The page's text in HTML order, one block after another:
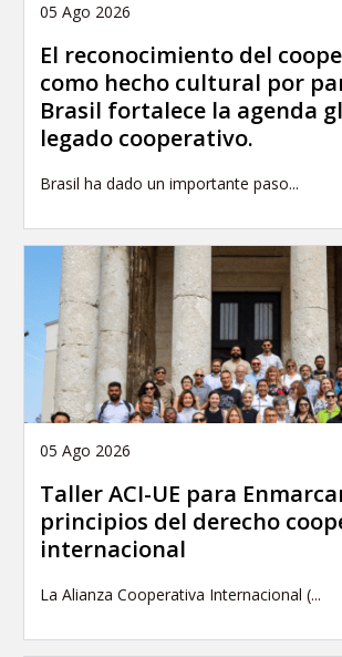
05 Ago 2026
El reconocimiento del
como hecho cultural por
Brasil fortalece la agenda
legado cooperativo.
Brasil ha dado un importante paso...
05 Ago 2026
Taller ACI-UE para
principios del derecho
internacional
La Alianza Cooperativa Internacional (...